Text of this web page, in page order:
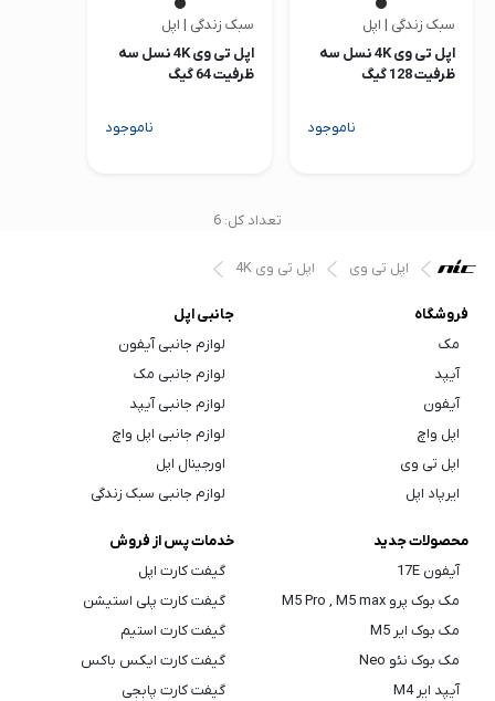
سبک زندگی | اپل
اپل تی وی 4K نسل سه
ظرفیت 128 گیگ
ناموجود
سبک زندگی | اپل
اپل تی وی 4K نسل سه
ظرفیت 64 گیگ
ناموجود
تعداد کل: 6
اپل تی وی اپل تی وی 4K
فروشگاه
مک
آیپد
آیفون
اپل واچ
اپل تی وی
ایرپاد اپل
جانبی اپل
لوازم جانبی آیفون
لوازم جانبی مک
لوازم جانبی آیپد
لوازم جانبی اپل واچ
اورجینال اپل
لوازم جانبی سبک زندگی
محصولات جدید
آیفون 17E
مک بوک پرو M5 Pro , M5 max
مک بوک ایر M5
مک بوک نئو Neo
آیپد ایر M4
خدمات پس از فروش
گیفت کارت اپل
گیفت کارت پلی استیشن
گیفت کارت استیم
گیفت کارت ایکس باکس
گیفت کارت پابجی